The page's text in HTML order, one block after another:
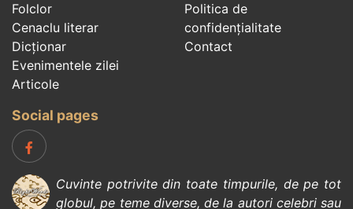
Folclor
Cenaclu literar
Dicționar
Evenimentele zilei
Articole
Politica de
confidenţialitate
Contact
Social pages
Cuvinte potrivite din toate timpurile, de pe tot
globul, pe teme diverse, de la autori celebrisau